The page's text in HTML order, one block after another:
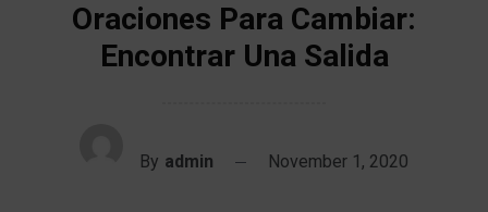
Oraciones Para Cambiar:
Encontrar Una Salida
By admin November 1, 2020